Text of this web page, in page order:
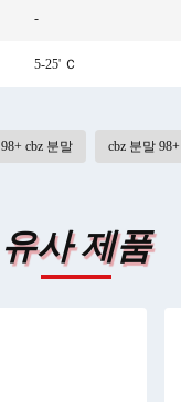
-
5-25' Ｃ
98+ cbz 분말 cbz 분말 98+
유사 제품